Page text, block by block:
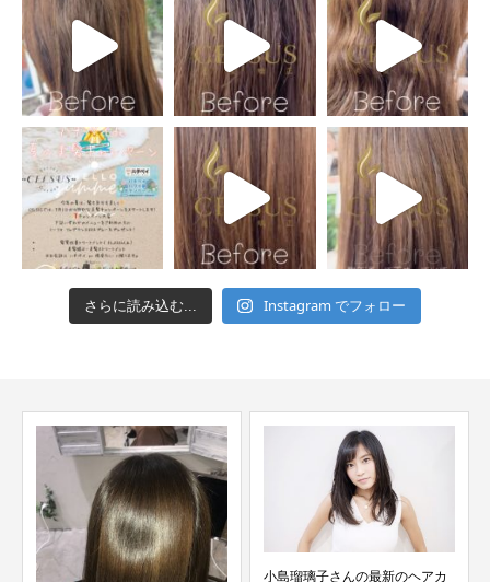
さらに読み込む... Instagram でフォロー
小島瑠璃子さんの最新のヘアカ